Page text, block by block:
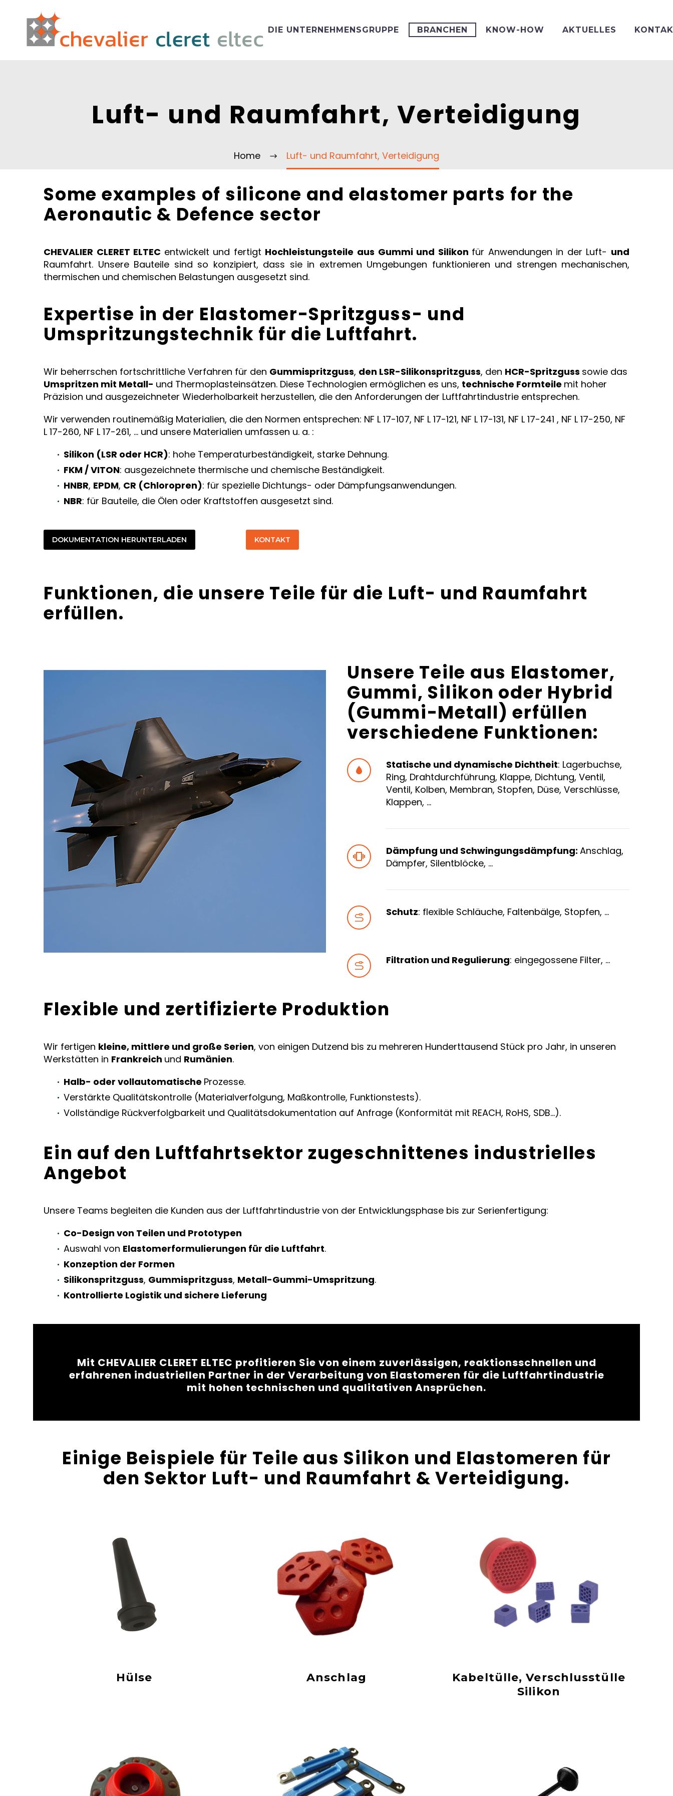
DIE UNTERNEHMENSGRUPPE BRANCHEN KNOW-HOW AKTUELLES
Luft- und Raumfahrt, Verteidigung
Home Luft- und Raumfahrt, Verteidigung
Some examples of silicone and elastomer parts for the
Aeronautic & Defence sector
CHEVALIER CLERET ELTEC entwickelt und fertigt Hochleistungsteile aus Gummi und Silikon für Anwendungen in der Luft- und
Raumfahrt. Unsere Bauteile sind so konzipiert, dass sie in extremen Umgebungen funktionieren und strengen mechanischen,
thermischen und chemischen Belastungen ausgesetzt sind.
Expertise in der Elastomer-Spritzguss- und
Umspritzungstechnik für die Luftfahrt.
Wir beherrschen fortschrittliche Verfahren für den Gummispritzguss, den LSR-Silikonspritzguss, den HCR-Spritzguss sowie das
Umspritzen mit Metall- und Thermoplasteinsätzen. Diese Technologien ermöglichen es uns, technische Formteile mit hoher
Präzision und ausgezeichneter Wiederholbarkeit herzustellen, die den Anforderungen der Luftfahrtindustrie entsprechen.
Wir verwenden routinemäßig Materialien, die den Normen entsprechen: NF L 17-107, NF L 17-121, NF L 17-131, NF L 17-241 , NF L 17-250, NF
L 17-260, NF L 17-261, … und unsere Materialien umfassen u. a. :
Silikon (LSR oder HCR): hohe Temperaturbeständigkeit, starke Dehnung.
FKM / VITON: ausgezeichnete thermische und chemische Beständigkeit.
HNBR, EPDM, CR (Chloropren): für spezielle Dichtungs- oder Dämpfungsanwendungen.
NBR: für Bauteile, die Ölen oder Kraftstoffen ausgesetzt sind.
DOKUMENTATION HERUNTERLADEN KONTAKT
Funktionen, die unsere Teile für die Luft- und Raumfahrt
erfüllen.
Unsere Teile aus Elastomer,
Gummi, Silikon oder Hybrid
(Gummi-Metall) erfüllen
verschiedene Funktionen:

 Statische und dynamische Dichtheit: Lagerbuchse,
Ring, Drahtdurchführung, Klappe, Dichtung, Ventil,
Ventil, Kolben, Membran, Stopfen, Düse, Verschlüsse,
Klappen, …

 Dämpfung und Schwingungsdämpfung: Anschlag,
Dämpfer, Silentblöcke, …

 Schutz: flexible Schläuche, Faltenbälge, Stopfen, …

 Filtration und Regulierung: eingegossene Filter, …
Flexible und zertifizierte Produktion
Wir fertigen kleine, mittlere und große Serien, von einigen Dutzend bis zu mehreren Hunderttausend Stück pro Jahr, in unseren
Werkstätten in Frankreich und Rumänien.
Halb- oder vollautomatische Prozesse.
Verstärkte Qualitätskontrolle (Materialverfolgung, Maßkontrolle, Funktionstests).
Vollständige Rückverfolgbarkeit und Qualitätsdokumentation auf Anfrage (Konformität mit REACH, RoHS, SDB…).
Ein auf den Luftfahrtsektor zugeschnittenes industrielles
Angebot
Unsere Teams begleiten die Kunden aus der Luftfahrtindustrie von der Entwicklungsphase bis zur Serienfertigung:
Co-Design von Teilen und Prototypen
Auswahl von Elastomerformulierungen für die Luftfahrt.
Konzeption der Formen
Silikonspritzguss, Gummispritzguss, Metall-Gummi-Umspritzung.
Kontrollierte Logistik und sichere Lieferung
Mit CHEVALIER CLERET ELTEC profitieren Sie von einem zuverlässigen, reaktionsschnellen und
erfahrenen industriellen Partner in der Verarbeitung von Elastomeren für die Luftfahrtindustrie
mit hohen technischen und qualitativen Ansprüchen.
Einige Beispiele für Teile aus Silikon und Elastomeren für
den Sektor Luft- und Raumfahrt & Verteidigung.
Hülse Anschlag
Kabeltülle, Verschlusstülle
Silikon